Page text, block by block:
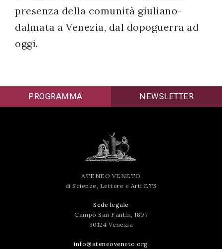
presenza della comunità giuliano-
dalmata a Venezia, dal dopoguerra ad
oggi.
PROGRAMMA NEWSLETTER
ATENEO VENETO
di Scienze, Lettere e Arti ETS
Sede legale
Campo San Fantin, 1897
30124 Venezia
info@ateneoveneto.org